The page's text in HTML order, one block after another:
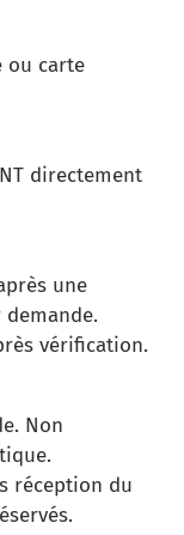
ou carte
directement
une
vérification.
Non
réception du